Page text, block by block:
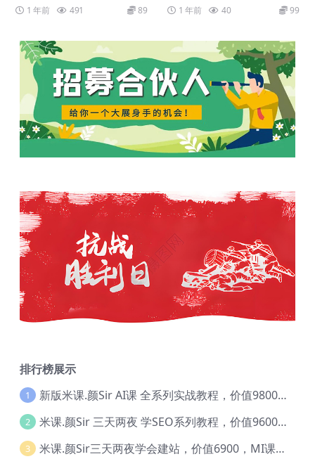
1 年前 491 89 1 年前 40 99
排行榜展示
1 新版米课.颜Sir AI课 全系列实战教程，价值9800，跨境首选！【Ag-0052】
2 米课.颜Sir 三天两夜 学SEO系列教程，价值9600元，跨境人都在学 【Ag-0056】
3 米课.颜Sir三天两夜学会建站，价值6900，MI课甄选课程 【Ag-0055】